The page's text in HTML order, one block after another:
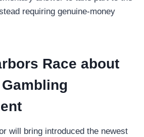
requiring genuine-money
Race about
will bring introduced the newest